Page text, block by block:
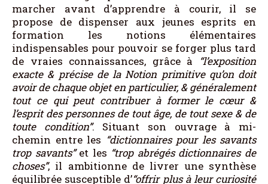
marcher avant d’apprendre à courir, il se
propose de dispenser aux jeunes esprits en
formation les notions élémentaires
indispensables pour pouvoir se forger plus tard
de vraies connaissances, grâce à
“l’exposition
exacte & précise de la Notion primitive qu’on doit
avoir de chaque objet en particulier, & généralement
tout ce qui peut contribuer à former le cœur &
l’esprit des personnes de tout âge, de tout sexe & de
toute condition”. Situant son ouvrage à mi-
chemin entre les “dictionnaires pour les savants
trop savants”et les “trop abrégés dictionnaires de
choses”, il ambitionne de livrer une synthèse
équilibrée susceptible d’“offrir plus à leur curiosité